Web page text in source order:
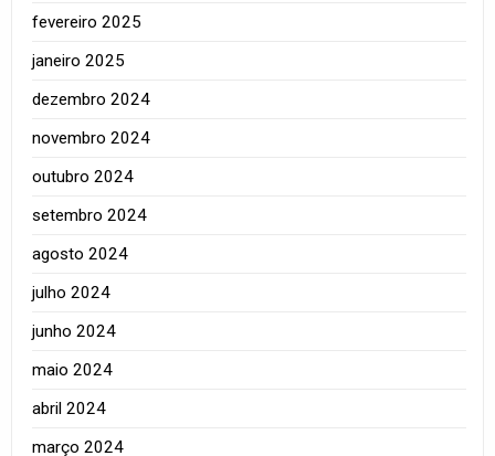
fevereiro 2025
janeiro 2025
dezembro 2024
novembro 2024
outubro 2024
setembro 2024
agosto 2024
julho 2024
junho 2024
maio 2024
abril 2024
março 2024